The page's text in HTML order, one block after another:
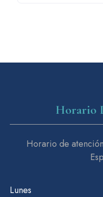
Horario
Horario de
Lunes